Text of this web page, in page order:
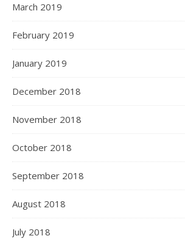
March 2019
February 2019
January 2019
December 2018
November 2018
October 2018
September 2018
August 2018
July 2018